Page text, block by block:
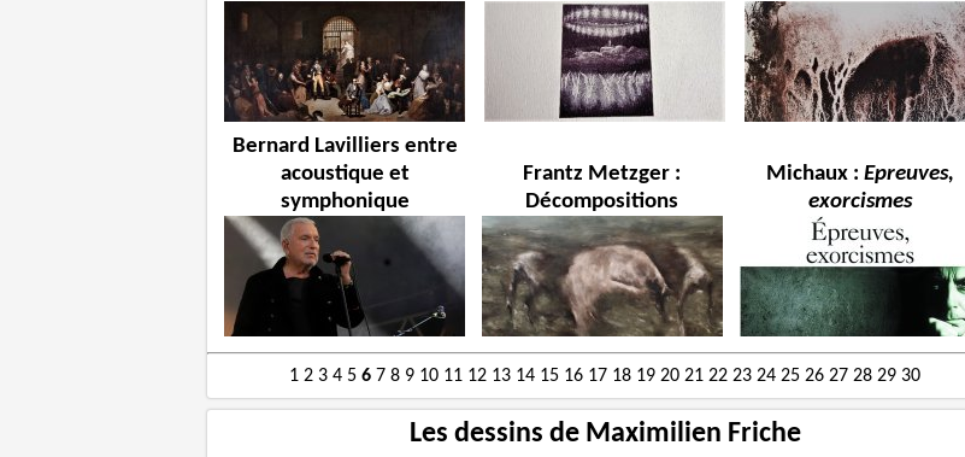
Bernard Lavilliers entre
acoustique et
symphonique
Frantz Metzger :
Décompositions
Michaux : Epreuves,
exorcismes
1 2 3 4 5 6 7 8 9 10 11 12 13 14 15 16 17 18 19 20 21 22 23 24 25 26 27 28 29 30
Les dessins de Maximilien Friche